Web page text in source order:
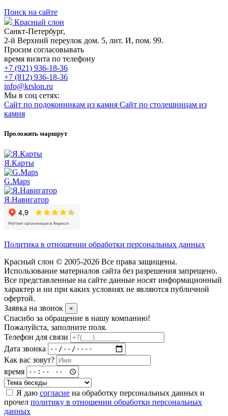
Поиск на сайте
Красный слон
Санкт-Петербург,
2-й Верхний переулок дом. 5, лит. И, пом. 99.
Просим согласовывать
время визита по телефону
+7 (921) 936-18-36
+7 (812) 936-18-36
info@krslon.ru
Мы в соц сетях:
Сайт по подоконникам из камня Сайт по столешницам из
камня
Проложить маршрут
Я.Карты
G.Maps
Я.Навигатор
Политика в отношении обработки персональных данных
Красный слон © 2005-2026 Все права защищены.
Использование материалов сайта без разрешения запрещено.
Все представленные на сайте данные носят информационный
характер и ни при каких условиях не являются публичной
офертой.
Заявка на звонок
×
Спасибо за обращение в нашу компанию!
Пожалуйста, заполните поля.
Телефон для связи
Дата звонка
Как вас зовут?
время
Я даю согласие на обработку персональных данных и
прочел политику в отношении обработки персональных
данных